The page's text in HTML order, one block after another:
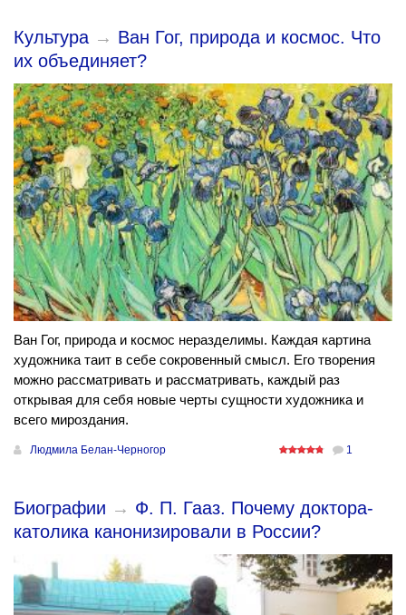
Культура → Ван Гог, природа и космос. Что
их объединяет?
Ван Гог, природа и космос неразделимы. Каждая картина
художника таит в себе сокровенный смысл. Его творения
можно рассматривать и рассматривать, каждый раз
открывая для себя новые черты сущности художника и
всего мироздания.
Людмила Белан-Черногор 1
Биографии → Ф. П. Гааз. Почему доктора-
католика канонизировали в России?